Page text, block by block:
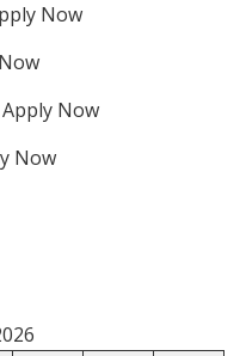
Now
Now
Now